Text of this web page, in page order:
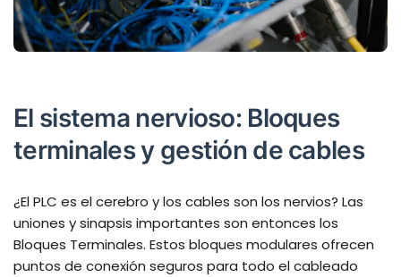
El sistema nervioso: Bloques
terminales y gestión de cables
¿El PLC es el cerebro y los cables son los nervios? Las
uniones y sinapsis importantes son entonces los
Bloques Terminales. Estos bloques modulares ofrecen
puntos de conexión seguros para todo el cableado